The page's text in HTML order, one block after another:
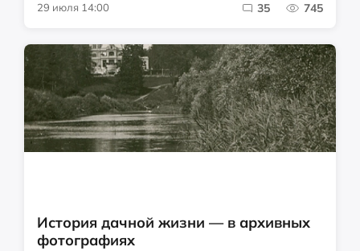
29 июля 14:00 35 745
История дачной жизни — в архивных
фотографиях